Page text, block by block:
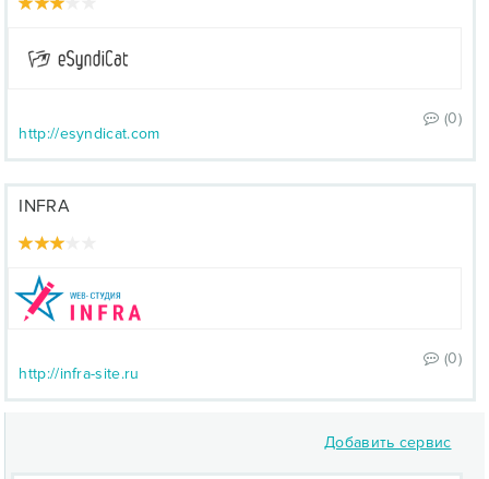
(0)
http://esyndicat.com
INFRA
(0)
http://infra-site.ru
Добавить сервис